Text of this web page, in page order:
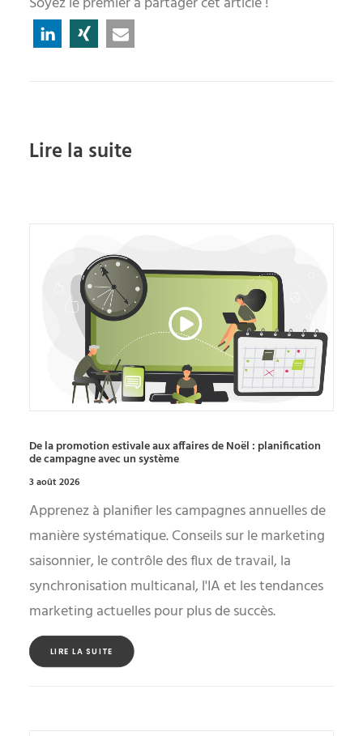
Lire la suite
De la promotion estivale aux affaires de Noël : planification
de campagne avec un système
3 août 2026
Apprenez à planifier les campagnes annuelles de
manière systématique. Conseils sur le marketing
saisonnier, le contrôle des flux de travail, la
synchronisation multicanal, l'IA et les tendances
marketing actuelles pour plus de succès.
LIRE LA SUITE